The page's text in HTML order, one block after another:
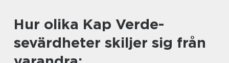
Hur olika Kap Verde-
sevärdheter skiljer sig från